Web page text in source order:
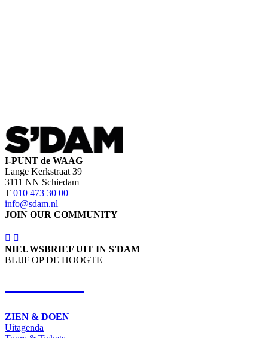
I-PUNT de WAAG
Lange Kerkstraat 39
3111 NN Schiedam
T 010 473 30 00
info@sdam.nl
JOIN OUR COMMUNITY
NIEUWSBRIEF UIT IN S'DAM
BLIJF OP DE HOOGTE
ZIEN & DOEN
Uitagenda